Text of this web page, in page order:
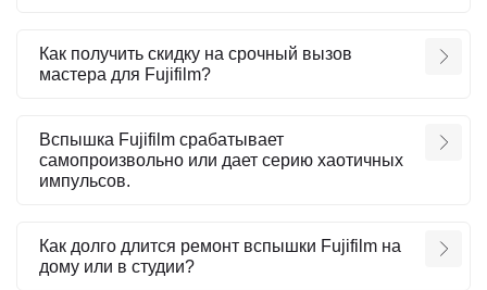
Как получить скидку на срочный вызов
мастера для Fujifilm?
Вспышка Fujifilm срабатывает
самопроизвольно или дает серию хаотичных
импульсов.
Как долго длится ремонт вспышки Fujifilm на
дому или в студии?